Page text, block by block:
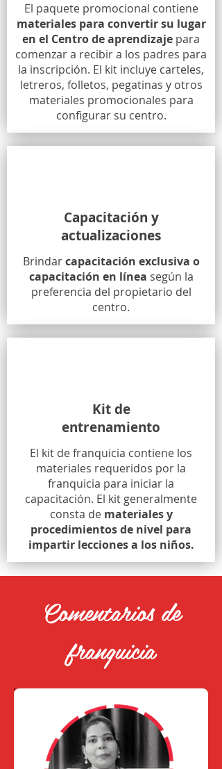
El paquete promocional contiene
materiales para convertir su lugar
en el Centro de aprendizaje para
comenzar a recibir a los padres para
la inscripción. El kit incluye carteles,
letreros, folletos, pegatinas y otros
materiales promocionales para
configurar su centro.
Capacitación y
actualizaciones
Brindarcapacitación exclusiva o
capacitación en línea según la
preferencia del propietario del
centro.
Kit de
entrenamiento
El kit de franquicia contiene los
materiales requeridos por la
franquicia para iniciar la
capacitación. El kit generalmente
consta de materiales y
procedimientos de nivel para
impartir lecciones a los niños.
Comentarios de
franquicia